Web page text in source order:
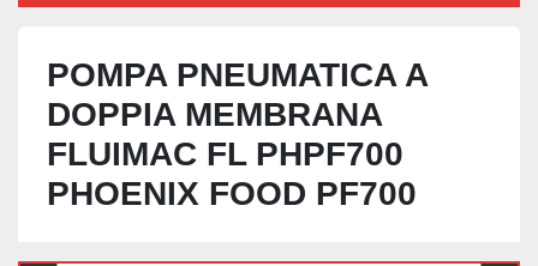
POMPA PNEUMATICA A
DOPPIA MEMBRANA
FLUIMAC FL PHPF700
PHOENIX FOOD PF700